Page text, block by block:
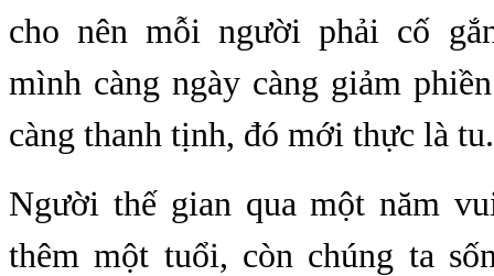
cho nên mỗi người phải cố
mình càng ngày càng giảm
càng thanh tịnh, đó mới thực là tu.
Người thế gian qua một năm
thêm một tuổi, còn chúng ta